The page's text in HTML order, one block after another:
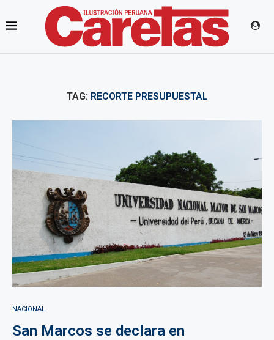
TAG: RECORTE PRESUPUESTAL
NACIONAL
San Marcos se declara en